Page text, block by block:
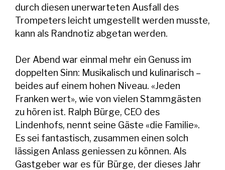
durch diesen unerwarteten Ausfall des
Trompeters leicht umgestellt werden musste,
kann als Randnotiz abgetan werden.
Der Abend war einmal mehr ein Genuss im
doppelten Sinn: Musikalisch und kulinarisch –
beides auf einem hohen Niveau. «Jeden
Franken wert», wie von vielen Stammgästen
zu hören ist. Ralph Bürge, CEO des
Lindenhofs, nennt seine Gäste «die Familie».
Es sei fantastisch, zusammen einen solch
lässigen Anlass geniessen zu können. Als
Gastgeber war es für Bürge, der dieses Jahr